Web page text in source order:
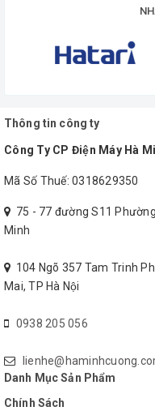
Điện áp
Dòng điện định
Lưu lượng
Thông tin công ty
Công Ty CP Điện Máy Hà
Mã Số Thuế: 0318629350
75 - 77 đường S11
Minh
104 Ngõ 357 Tam Trinh
Mai, TP Hà Nội
0938 205 056
Danh Mục Sản Phẩm
Chính Sách